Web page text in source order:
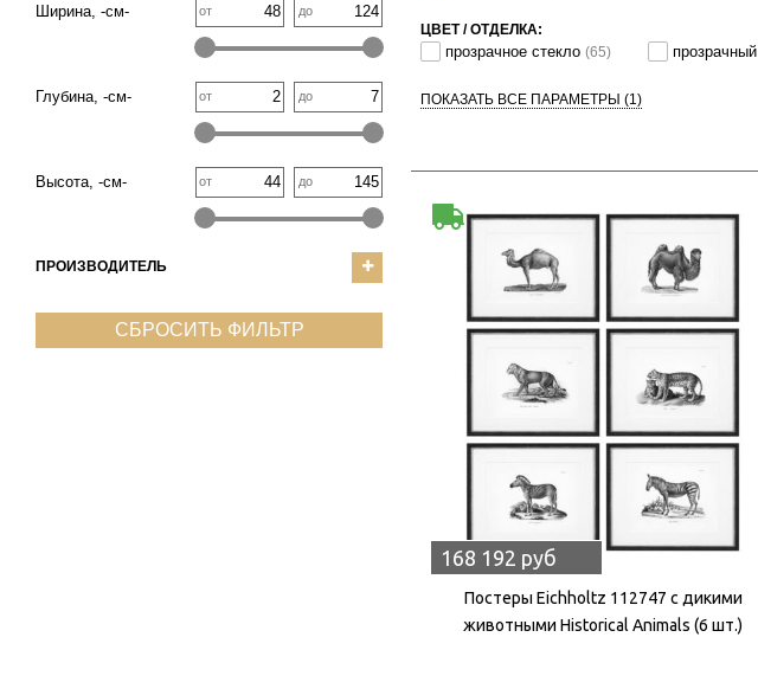
Ширина, -см- от до
Глубина, -см- от до
Высота, -см- от до
ПРОИЗВОДИТЕЛЬ
СБРОСИТЬ ФИЛЬТР
ЦВЕТ / ОТДЕЛКА:
прозрачное стекло (65) прозрачный
ПОКАЗАТЬ ВСЕ ПАРАМЕТРЫ (1)
168 192 руб
Постеры Eichholtz 112747 с дикими
животными Historical Animals (6 шт.)